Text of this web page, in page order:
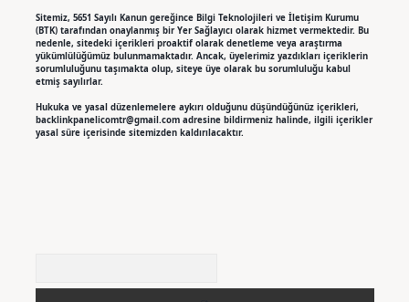
Sitemiz, 5651 Sayılı Kanun gereğince Bilgi Teknolojileri ve İletişim Kurumu
(BTK) tarafından onaylanmış bir Yer Sağlayıcı olarak hizmet vermektedir. Bu
nedenle, sitedeki içerikleri proaktif olarak denetleme veya araştırma
yükümlülüğümüz bulunmamaktadır. Ancak, üyelerimiz yazdıkları içeriklerin
sorumluluğunu taşımakta olup, siteye üye olarak bu sorumluluğu kabul
etmiş sayılırlar.
Hukuka ve yasal düzenlemelere aykırı olduğunu düşündüğünüz içerikleri,
backlinkpanelicomtr@gmail.comadresine bildirmeniz halinde, ilgili içerikler
yasal süre içerisinde sitemizden kaldırılacaktır.